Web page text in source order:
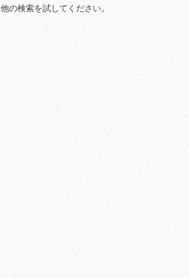
他の検索を試してください。